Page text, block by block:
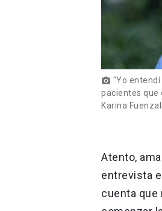
photo_camera "Yo
pacientes que
Karina
Atento,
entrevista
cuenta que